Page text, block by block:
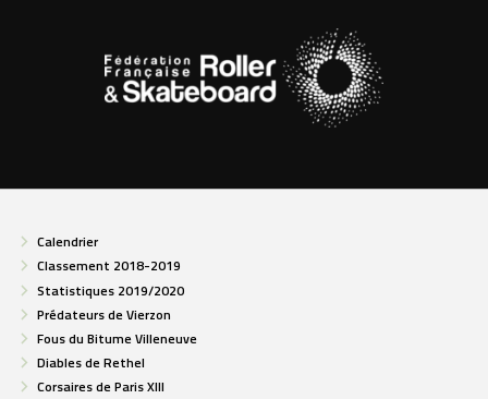
Calendrier
Classement 2018-2019
Statistiques 2019/2020
Prédateurs de Vierzon
Fous du Bitume Villeneuve
Diables de Rethel
Corsaires de Paris XIII